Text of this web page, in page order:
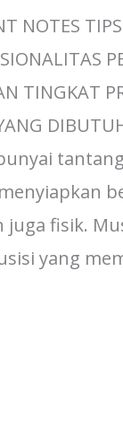
NOTES
TINGKAT
juga fisik.
yang